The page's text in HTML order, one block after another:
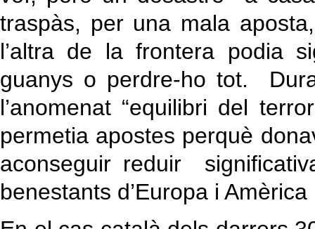
traspàs, per una mala
l’altra de la frontera podia
guanys o perdre-ho tot.
l’anomenat “equilibri del
permetia apostes perquè
aconseguir reduir
benestants d’Europa i